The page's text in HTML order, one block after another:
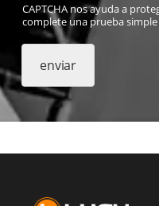
o
y
a
p
o
a
CAPTCHA nos ayuda a
complete una prueba
enviar